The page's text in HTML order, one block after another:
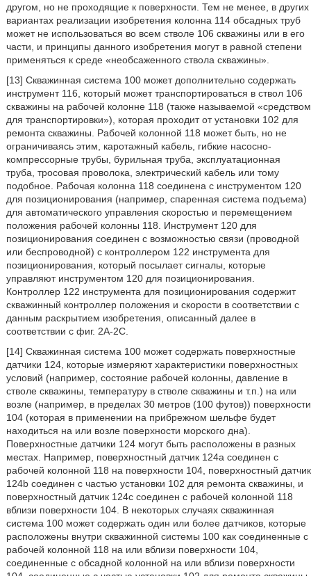
другом, но не проходящие к поверхности. Тем не менее, в других
вариантах реализации изобретения колонна 114 обсадных труб
может не использоваться во всем стволе 106 скважины или в его
части, и принципы данного изобретения могут в равной степени
применяться к среде «необсаженного ствола скважины».
[13] Скважинная система 100 может дополнительно содержать
инструмент 116, который может транспортироваться в ствол 106
скважины на рабочей колонне 118 (также называемой «средством
для транспортировки»), которая проходит от установки 102 для
ремонта скважины. Рабочей колонной 118 может быть, но не
ограничиваясь этим, каротажный кабель, гибкие насосно-
компрессорные трубы, бурильная труба, эксплуатационная
труба, тросовая проволока, электрический кабель или тому
подобное. Рабочая колонна 118 соединена с инструментом 120
для позиционирования (например, спаренная система подъема)
для автоматического управления скоростью и перемещением
положения рабочей колонны 118. Инструмент 120 для
позиционирования соединен с возможностью связи (проводной
или беспроводной) с контроллером 122 инструмента для
позиционирования, который посылает сигналы, которые
управляют инструментом 120 для позиционирования.
Контроллер 122 инструмента для позиционирования содержит
скважинный контроллер положения и скорости в соответствии с
данным раскрытием изобретения, описанный далее в
соответствии с фиг. 2A-2C.
[14] Скважинная система 100 может содержать поверхностные
датчики 124, которые измеряют характеристики поверхностных
условий (например, состояние рабочей колонны, давление в
стволе скважины, температуру в стволе скважины и т.п.) на или
возле (например, в пределах 30 метров (100 футов)) поверхности
104 (которая в применении на прибрежном шельфе будет
находиться на или возле поверхности морского дна).
Поверхностные датчики 124 могут быть расположены в разных
местах. Например, поверхностный датчик 124a соединен с
рабочей колонной 118 на поверхности 104, поверхностный датчик
124b соединен с частью установки 102 для ремонта скважины, и
поверхностный датчик 124c соединен с рабочей колонной 118
вблизи поверхности 104. В некоторых случаях скважинная
система 100 может содержать один или более датчиков, которые
расположены внутри скважинной системы 100 как соединенные с
рабочей колонной 118 на или вблизи поверхности 104,
соединенные с обсадной колонной на или вблизи поверхности